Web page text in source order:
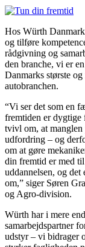
Hos Würth
og tilføre
rådgivning og
den branche, vi er
Danmarks største
autobranchen.
“Vi ser det som en
fremtiden er
tvivl om, at manglen
udfordring – og
om at gøre
din fremtid er med
uddannelsen, og
om,” siger Søren
og Agro-division.
Würth har i mere
samarbejdspartner
udstyr – vi bidrager